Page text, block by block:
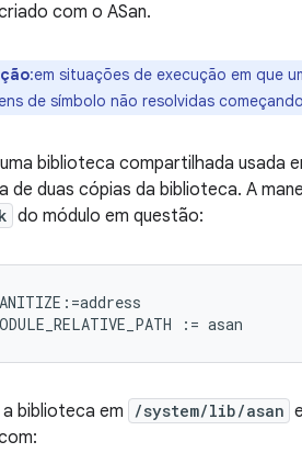
com o ASan.
:em situações de execução em que
de símbolo não resolvidas
biblioteca compartilhada usada
de duas cópias da biblioteca. A
do módulo em questão:
biblioteca em /system/lib/asan